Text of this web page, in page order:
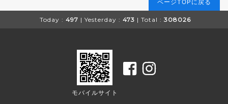
ページTOPに戻る
Today : 497 | Yesterday : 473 | Total : 308026
モバイルサイト